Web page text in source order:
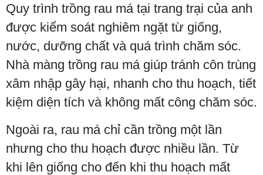
Quy trình trồng rau má tại trang trại của anh
được kiểm soát nghiêm ngặt từ giống,
nước, dưỡng chất và quá trình chăm sóc.
Nhà màng trồng rau má giúp tránh côn trùng
xâm nhập gây hại, nhanh cho thu hoạch, tiết
kiệm diện tích và không mất công chăm sóc.
Ngoài ra, rau má chỉ cần trồng một lần
nhưng cho thu hoạch được nhiều lần. Từ
khi lên giống cho đến khi thu hoạch mất